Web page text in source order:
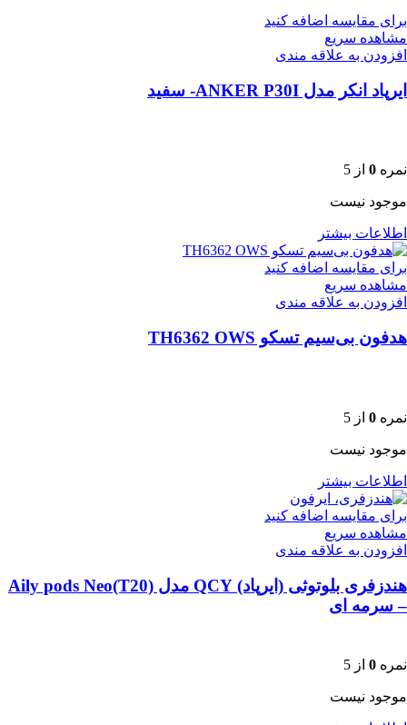
برای مقایسه اضافه کنید
مشاهده سریع
افزودن به علاقه مندی
ایرپاد انکر مدل ANKER P30I- سفید
نمره 0 از 5
موجود نیست
اطلاعات بیشتر
برای مقایسه اضافه کنید
مشاهده سریع
افزودن به علاقه مندی
هدفون بی‌سیم تسکو TH6362 OWS
نمره 0 از 5
موجود نیست
اطلاعات بیشتر
برای مقایسه اضافه کنید
مشاهده سریع
افزودن به علاقه مندی
هندزفری بلوتوثی (ایرپاد) QCY مدل Aily pods Neo(T20)
– سرمه ای
نمره 0 از 5
موجود نیست